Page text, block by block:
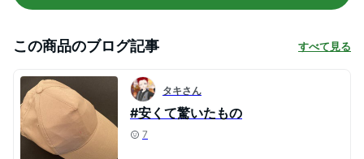
この商品のブログ記事 すべて見る
タキさん
#安くて驚いたもの
7